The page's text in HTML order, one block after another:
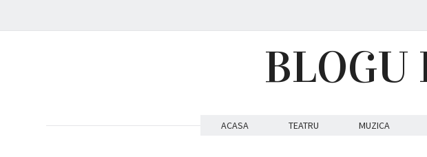
BLOGU
ACASA TEATRU MUZICA